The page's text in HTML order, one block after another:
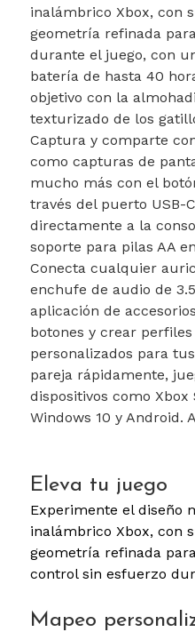
inalámbrico Xbox, con
geometría refinada
durante el juego, con
batería de hasta 40
objetivo con la
texturizado de los
Captura y comparte
como capturas de
mucho más con el
través del puerto USB-
directamente a la
soporte para pilas AA
Conecta cualquier
enchufe de audio de
aplicación de
botones y crear
personalizados para
pareja rápidamente,
dispositivos como Xbox
Windows 10 y Android.
Eleva tu juego
Experimente el diseño
inalámbrico Xbox, con
geometría refinada
control sin esfuerzo
Mapeo